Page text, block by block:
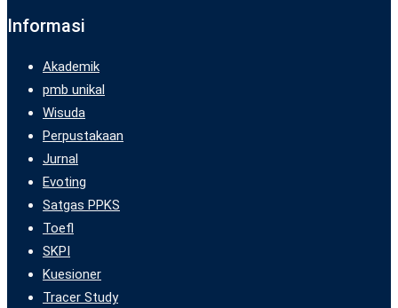
Informasi
Akademik
pmb unikal
Wisuda
Perpustakaan
Jurnal
Evoting
Satgas PPKS
Toefl
SKPI
Kuesioner
Tracer Study